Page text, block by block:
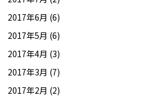
2017年6月 (6)
2017年5月 (6)
2017年4月 (3)
2017年3月 (7)
2017年2月 (2)